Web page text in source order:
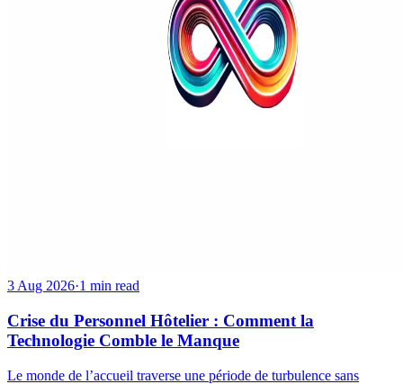
3 Aug 2026·1 min read
Crise du Personnel Hôtelier : Comment la
Technologie Comble le Manque
Le monde de l’accueil traverse une période de turbulence sans